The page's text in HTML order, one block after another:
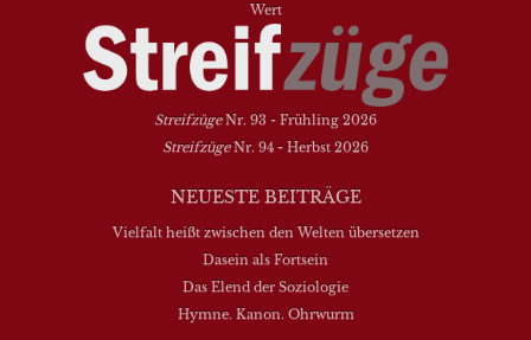
Wert
StreifzügeNr. 93 - Frühling 2026
StreifzügeNr. 94 - Herbst 2026
NEUESTE BEITRÄGE
Vielfalt heißt zwischen den Welten übersetzen
Dasein als Fortsein
Das Elend der Soziologie
Hymne. Kanon. Ohrwurm